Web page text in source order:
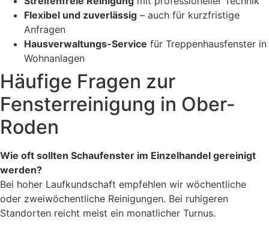
Flexibel und zuverlässig – auch für kurzfristige
Anfragen
Hausverwaltungs-Service für Treppenhausfenster in
Wohnanlagen
Häufige Fragen zur
Fensterreinigung in Ober-
Roden
Wie oft sollten Schaufenster im Einzelhandel gereinigt
werden?
Bei hoher Laufkundschaft empfehlen wir wöchentliche
oder zweiwöchentliche Reinigungen. Bei ruhigeren
Standorten reicht meist ein monatlicher Turnus.